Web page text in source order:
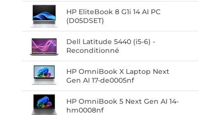
HP EliteBook 8 G1i 14 AI PC
(D05DSET)
Dell Latitude 5440 (i5-6) -
Reconditionné
HP OmniBook X Laptop Next
Gen AI 17-de0005nf
HP OmniBook 5 Next Gen AI 14-
hm0008nf